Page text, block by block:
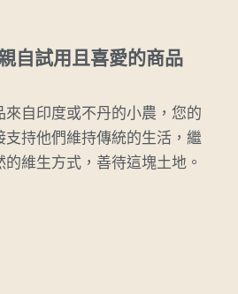
自試用且喜愛的商品
來自印度或不丹的小農，您的
支持他們維持傳統的生活，繼
維生方式，善待這塊土地。